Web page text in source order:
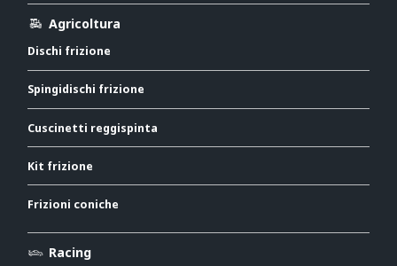
Agricoltura
Dischi frizione
Spingidischi frizione
Cuscinetti reggispinta
Kit frizione
Frizioni coniche
Racing